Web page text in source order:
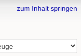
zum Inhalt springen